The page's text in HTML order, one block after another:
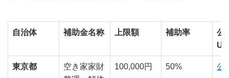
自治体 補助金名称 上限額 補助率
公
東京都
空き家家財
100,000円 50% 公